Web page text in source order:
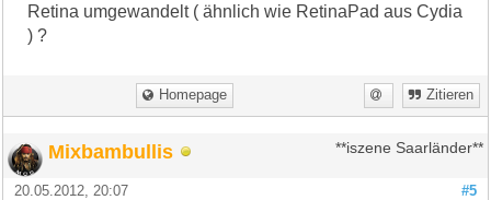
Retina umgewandelt ( ähnlich wie RetinaPad aus Cydia
) ?
Homepage Zitieren
Mixbambullis **iszene Saarländer**
#5
20.05.2012, 20:07